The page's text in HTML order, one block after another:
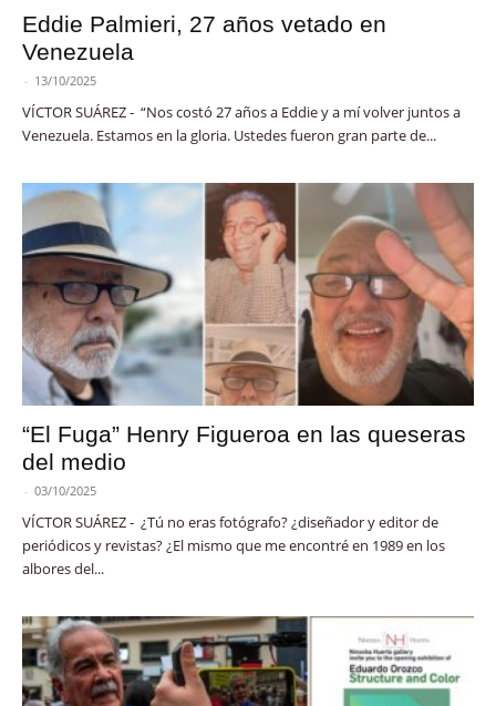
Eddie Palmieri, 27 años vetado en
Venezuela
- 13/10/2025
VÍCTOR SUÁREZ - “Nos costó 27 años a Eddie y a mí volver juntos a
Venezuela. Estamos en la gloria. Ustedes fueron gran parte de...
“El Fuga” Henry Figueroa en las queseras
del medio
- 03/10/2025
VÍCTOR SUÁREZ - ¿Tú no eras fotógrafo? ¿diseñador y editor de
periódicos y revistas? ¿El mismo que me encontré en 1989 en los
albores del...